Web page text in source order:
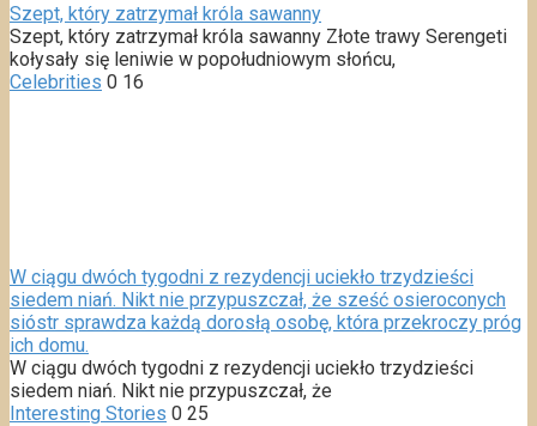
Szept, który zatrzymał króla sawanny
Szept, który zatrzymał króla sawanny Złote trawy Serengeti
kołysały się leniwie w popołudniowym słońcu,
Celebrities 0 16
W ciągu dwóch tygodni z rezydencji uciekło trzydzieści
siedem niań. Nikt nie przypuszczał, że sześć osieroconych
sióstr sprawdza każdą dorosłą osobę, która przekroczy próg
ich domu.
W ciągu dwóch tygodni z rezydencji uciekło trzydzieści
siedem niań. Nikt nie przypuszczał, że
Interesting Stories 0 25